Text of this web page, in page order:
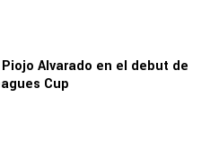
Alvarado en el debut de
Cup